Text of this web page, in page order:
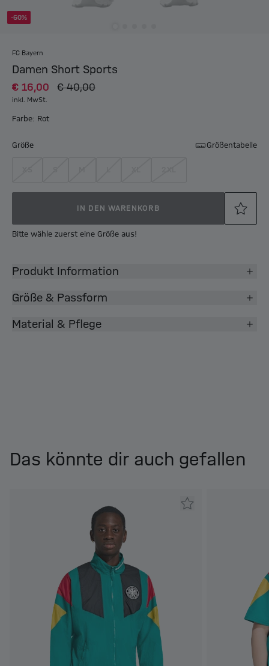
-60%
FC Bayern
Damen Short Sports
€ 16,00 € 40,00
inkl. MwSt.
Farbe: Rot
Größe Größentabelle
IN DEN WARENKORB
Bitte wähle zuerst eine Größe aus!
Produkt Information
Größe & Passform
Material & Pflege
Das könnte dir auch gefallen